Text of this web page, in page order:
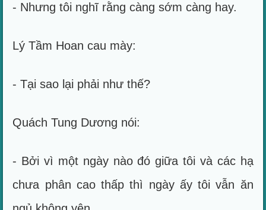
- Nhưng tôi nghĩ rằng càng sớm càng hay.
Lý Tầm Hoan cau mày:
- Tại sao lại phải như thế?
Quách Tung Dương nói:
- Bởi vì một ngày nào đó giữa tôi và các hạ
chưa phân cao thấp thì ngày ấy tôi vẫn ăn